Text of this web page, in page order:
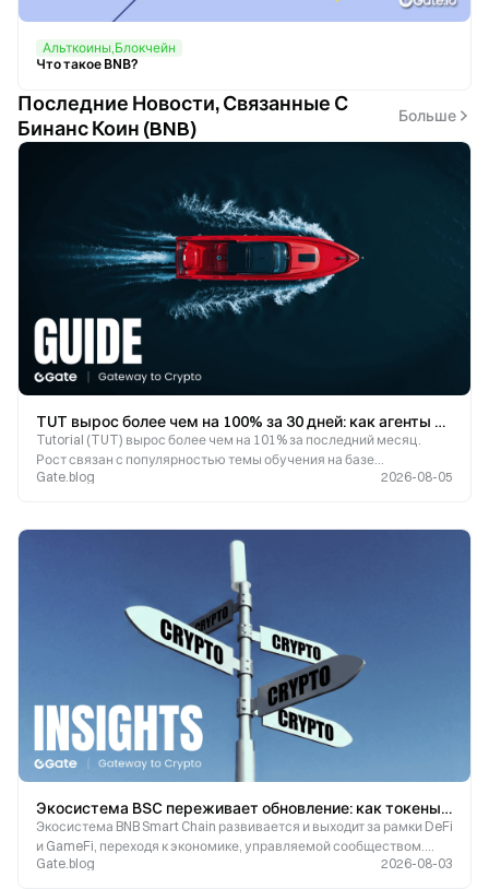
Альткоины,Блокчейн
Что такое BNB?
Последние Новости, Связанные С
Бинанс Коин (BNB)
Больше
TUT вырос более чем на 100% за 30 дней: как агенты на базе искусственного интеллекта и экосистема BNB Chain способ
Tutorial (TUT) вырос более чем на 101% за последний месяц.
Рост связан с популярностью темы обучения на базе
искусственного интеллекта и активным развитием экосистемы
Gate.blog 2026-08-05
Экосистема BSC переживает обновление: как токены сообщества, такие как GoldFinger, используют возможности рос?
Экосистема BNB Smart Chain развивается и выходит за рамки DeFi
и GameFi, переходя к экономике, управляемой сообществом.
GoldFinger, ведущий протокол RWA, обеспеченный золотом,
Gate.blog 2026-08-03